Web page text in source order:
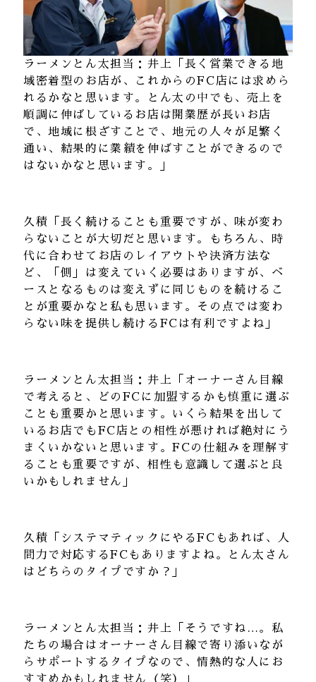
ラーメンとん太担当：井上「長く営業できる地
域密着型のお店が、これからのFC店には求めら
れるかなと思います。とん太の中でも、売上を
順調に伸ばしているお店は開業歴が長いお店
で、地域に根ざすことで、地元の人々が足繁く
通い、結果的に業績を伸ばすことができるので
はないかなと思います。」
久積「長く続けることも重要ですが、味が変わ
らないことが大切だと思います。もちろん、時
代に合わせてお店のレイアウトや決済方法な
ど、「側」は変えていく必要はありますが、ベ
ースとなるものは変えずに同じものを続けるこ
とが重要かなと私も思います。その点では変わ
らない味を提供し続けるFCは有利ですよね」
ラーメンとん太担当：井上「オーナーさん目線
で考えると、どのFCに加盟するかも慎重に選ぶ
ことも重要かと思います。いくら結果を出して
いるお店でもFC店との相性が悪ければ絶対にう
まくいかないと思います。FCの仕組みを理解す
ることも重要ですが、相性も意識して選ぶと良
いかもしれません」
久積「システマティックにやるFCもあれば、人
間力で対応するFCもありますよね。とん太さん
はどちらのタイプですか？」
ラーメンとん太担当：井上「そうですね…。私
たちの場合はオーナーさん目線で寄り添いなが
らサポートするタイプなので、情熱的な人にお
すすめかもしれません（笑）」